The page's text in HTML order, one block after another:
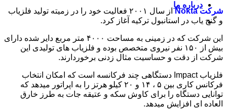
درباره ما
شرکت Nokta
از سال ۲۰۰۱ فعالیت خود را در زمیته تولید فلزیاب
و گنج یاب در استانبول ترکیه آغاز کرد.
این شرکت که در زمینی به مساحت ۴۰۰۰ متر مربع دایر شده دارای
بیش از ۱۵۰ نفر نیروی متخصص بوده و فلزیاب های تولیدی این
شرکت از دقت و حساسیت مثال زدنی برخوردارند.
فلزیاب Impact دستگاهی چند فرکانسه است که امکان انتخاب
فرکانس کاری بین ۵ ، ۱۴ و ۲۰ کیلو هرتز را به اپراتور میدهد که
توانایی دستگاه را برای کاوش سکه و عتیقه جات به طرز خارق
العاده ای افزایش میدهد.